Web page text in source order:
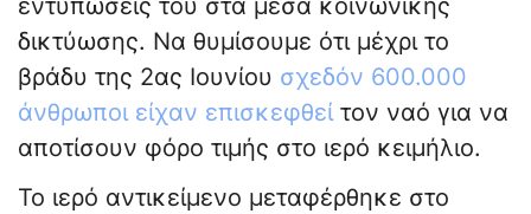
εντυπώσεις του στα μέσα κοινωνικής
δικτύωσης. Να θυμίσουμε ότι μέχρι το
βράδυ της 2ας Ιουνίου σχεδόν 600.000
άνθρωποι είχαν επισκεφθεί τον ναό για να
αποτίσουν φόρο τιμής στο ιερό κειμήλιο.
Το ιερό αντικείμενο μεταφέρθηκε στο